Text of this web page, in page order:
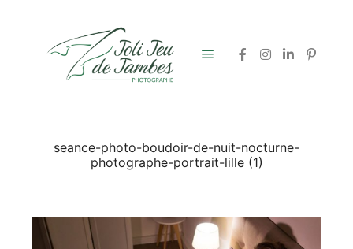
seance-photo-boudoir-de-nuit-nocturne-
photographe-portrait-lille (1)